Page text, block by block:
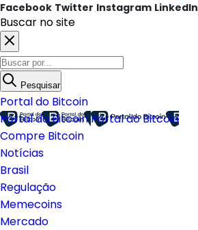
Facebook Twitter Instagram LinkedIn
Buscar no site
Pesquisar
Portal do Bitcoin
Portal do BitcoinPortal do Bitcoin
Compre Bitcoin
Notícias
Brasil
Regulação
Memecoins
Mercado